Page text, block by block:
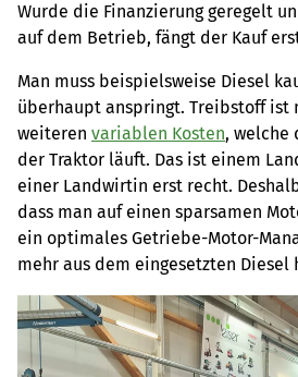
Wurde die Finanzierung geregelt
auf dem Betrieb, fängt der Kauf
Man muss beispielsweise Diesel
überhaupt anspringt. Treibstoff ist
weiteren variablen Kosten, welche
der Traktor läuft. Das ist einem
einer Landwirtin erst recht.
dass man auf einen sparsamen
ein optimales Getriebe-Motor-
mehr aus dem eingesetzten Diesel